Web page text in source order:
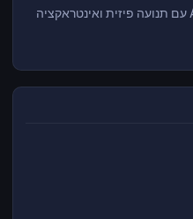
תמיכה ב-Among Us VR עם תנועה פיזית ואינטראקציה